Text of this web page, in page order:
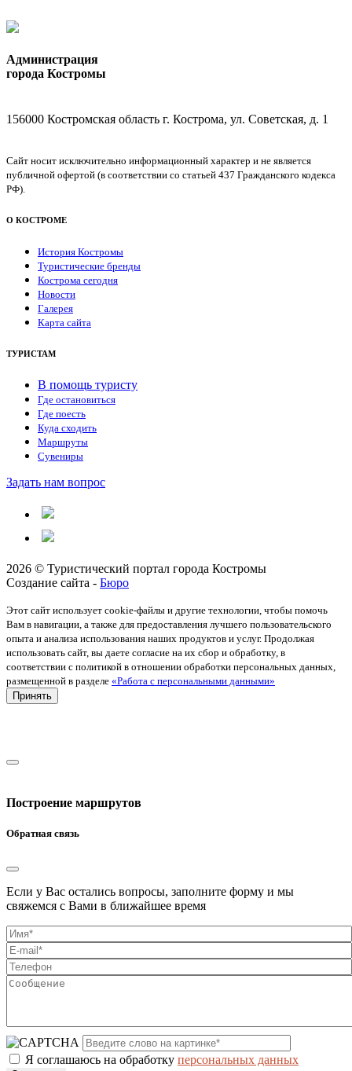
Администрация
города Костромы
156000 Костромская область г. Кострома, ул. Советская, д. 1
Сайт носит исключительно информационный характер и не является
публичной офертой (в соответствии со статьей 437 Гражданского кодекса
РФ).
О КОСТРОМЕ
История Костромы
Туристические бренды
Кострома сегодня
Новости
Галерея
Карта сайта
ТУРИСТАМ
В помощь туристу
Где остановиться
Где поесть
Куда сходить
Маршруты
Сувениры
Задать нам вопрос
2026 © Туристический портал города Костромы
Создание сайта - Бюро
Этот сайт использует cookie-файлы и другие технологии, чтобы помочь
Вам в навигации, а также для предоставления лучшего пользовательского
опыта и анализа использования наших продуктов и услуг. Продолжая
использовать сайт, вы даете согласие на их сбор и обработку, в
соответствии с политикой в отношении обработки персональных данных,
размещенной в разделе «Работа с персональными данными»
Принять
Построение маршрутов
Обратная связь
Если у Вас остались вопросы, заполните форму и мы
свяжемся с Вами в ближайшее время
Я соглашаюсь на обработку персональных данных